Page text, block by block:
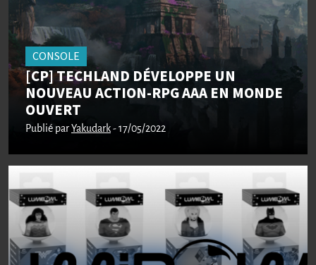
CONSOLE
[CP] TECHLAND DÉVELOPPE UN
NOUVEAU ACTION-RPG AAA EN MONDE
OUVERT
Publié parYakudark- 17/05/2022